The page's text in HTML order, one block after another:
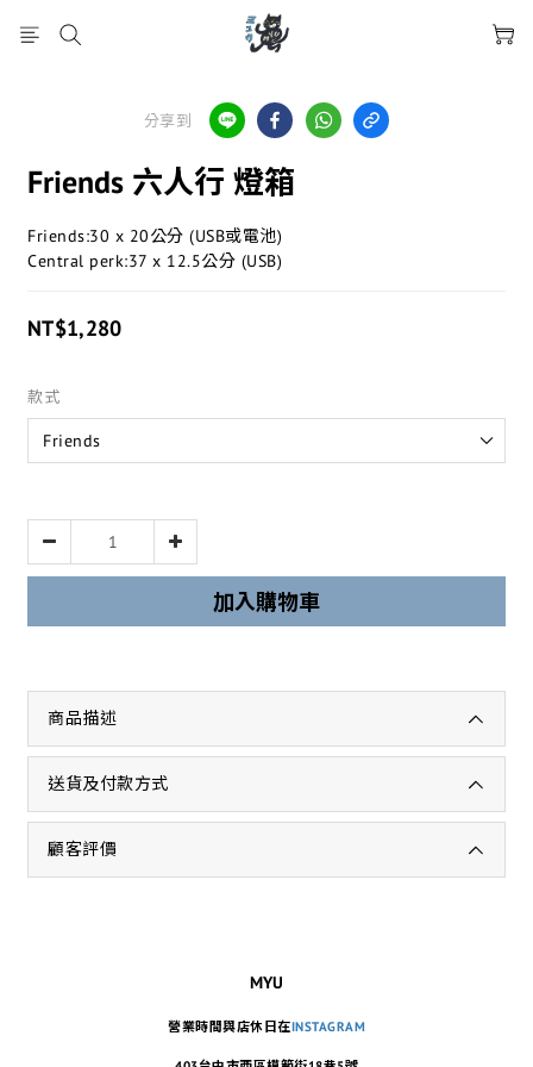
分享到
Friends 六人行 燈箱
Friends:30 x 20公分 (USB或電池)
Central perk:37 x 12.5公分 (USB)
NT$1,280
款式
加入購物車
商品描述
送貨及付款方式
顧客評價
MYU
營業時間與店休日在INSTAGRAM